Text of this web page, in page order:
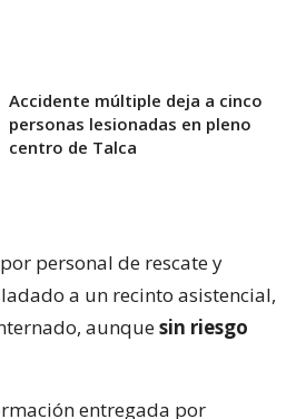
Accidente múltiple deja a cinco
personas lesionadas en pleno
centro de Talca
personal de rescate y
a un recinto asistencial,
aunquesin riesgo
entregada por